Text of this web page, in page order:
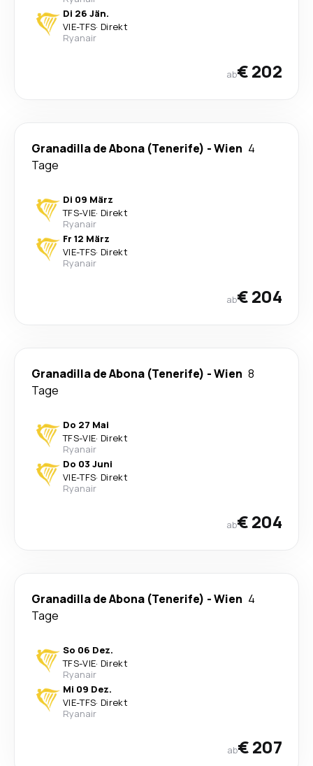
Di 26 Jän.
VIE-TFS· Direkt
Ryanair
ab€ 202
Granadilla de Abona (Tenerife) -Wien 4
Tage
Di 09 März
TFS-VIE· Direkt
Ryanair
Fr 12 März
VIE-TFS· Direkt
Ryanair
ab€ 204
Granadilla de Abona (Tenerife) -Wien 8
Tage
Do 27 Mai
TFS-VIE· Direkt
Ryanair
Do 03 Juni
VIE-TFS· Direkt
Ryanair
ab€ 204
Granadilla de Abona (Tenerife) -Wien 4
Tage
So 06 Dez.
TFS-VIE· Direkt
Ryanair
Mi 09 Dez.
VIE-TFS· Direkt
Ryanair
ab€ 207